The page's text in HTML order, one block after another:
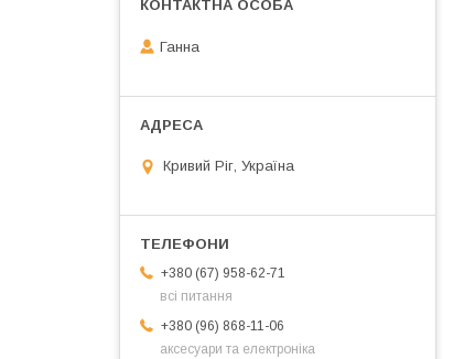
Ганна
Кривий Ріг, Україна
+380 (67) 958-62-71
всі питання
+380 (96) 868-11-06
аксесуари та електроніка